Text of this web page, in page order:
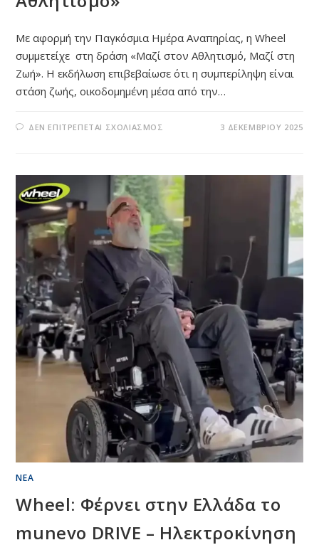
Με αφορμή την Παγκόσμια Ημέρα Αναπηρίας, η Wheel
συμμετείχε στη δράση «Μαζί στον Αθλητισμό, Μαζί στη
Ζωή». Η εκδήλωση επιβεβαίωσε ότι η συμπερίληψη είναι
στάση ζωής, οικοδομημένη μέσα από την…
ΔΕΝ ΕΠΙΤΡΈΠΕΤΑΙ ΣΧΟΛΙΑΣΜΌΣ
ΚΑΘΗΜΕΡΙΝΉ
ΠΡΆΞΗ
ΕΠΙΤΥΧΊΑ
ΣΤΗ
ΔΡΆΣΗ
«ΜΑΖΊ
ΣΤΟΝ
ΑΘΛΗΤΙΣΜΌ»
3 ΔΕΚΕΜΒΡΊΟΥ 2025
ΝΈΑ
Wheel: Φέρνει στην Ελλάδα το
munevo DRIVE – Ηλεκτροκίνηση